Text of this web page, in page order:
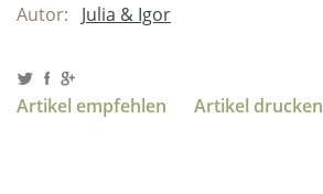
Autor: Julia & Igor
Artikel empfehlen Artikel drucken